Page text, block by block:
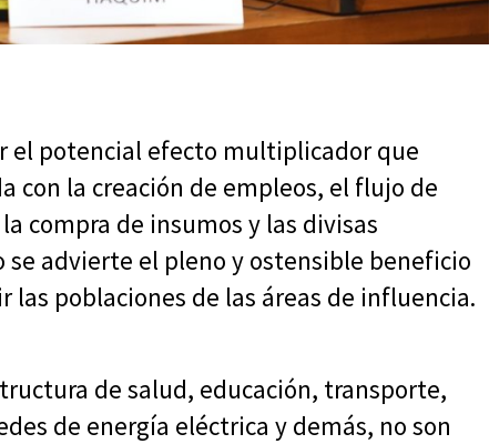
el potencial efecto multiplicador que
con la creación de empleos, el flujo de
compra de insumos y las divisas
se advierte el pleno y ostensible beneficio
poblaciones de las áreas de influencia.
de salud, educación, transporte,
de energía eléctrica y demás, no son